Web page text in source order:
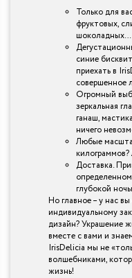
Только для
фруктовых,
шоколадных…
синие
приехать в
совершенное
Огромный
зеркальная
ганаш,
ничего
Любые
Доставка.
глубокой
Но главное – у нас
индивидуальному
дизайн? Украшение
вместе с вами и
IrisDelicia мы не
волшебниками,
жизнь!